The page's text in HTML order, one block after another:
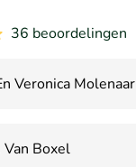
36 beoordelingen
Veronica Molenaar
Van Boxel